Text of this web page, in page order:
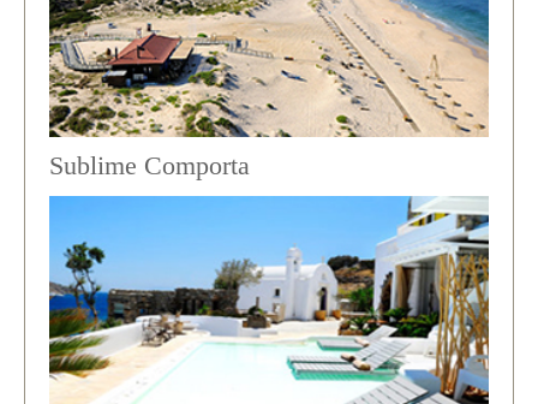
Sublime Comporta